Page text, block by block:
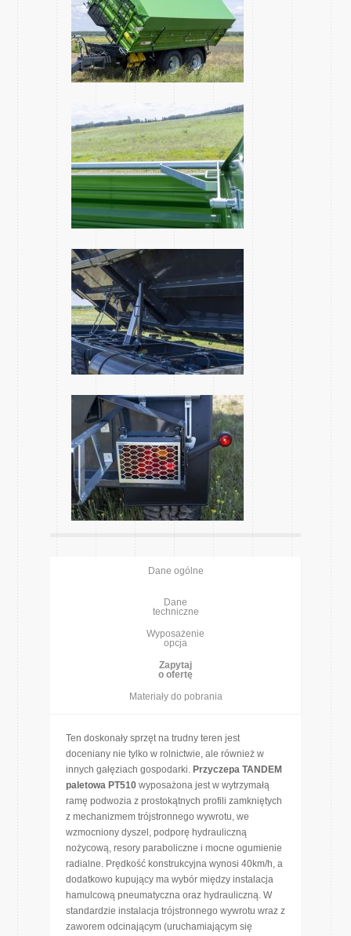
Dane ogólne
Dane
techniczne
Wyposażenie
opcja
Zapytaj
o ofertę
Materiały do pobrania
Ten doskonały sprzęt na trudny teren jest
doceniany nie tylko w rolnictwie, ale również w
innych gałęziach gospodarki. Przyczepa TANDEM
paletowa PT510 wyposażona jest w wytrzymałą
ramę podwozia z prostokątnych profili zamkniętych
z mechanizmem trójstronnego wywrotu, we
wzmocniony dyszel, podporę hydrauliczną
nożycową, resory paraboliczne i mocne ogumienie
radialne. Prędkość konstrukcyjna wynosi 40km/h, a
dodatkowo kupujący ma wybór między instalacja
hamulcową pneumatyczna oraz hydrauliczną. W
standardzie instalacja trójstronnego wywrotu wraz z
zaworem odcinającym (uruchamiającym się